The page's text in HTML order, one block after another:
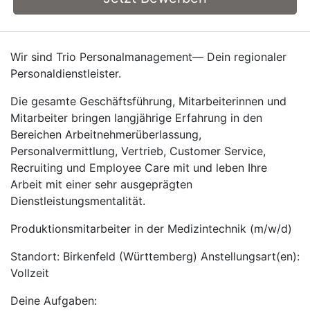
Wir sind Trio Personalmanagement— Dein regionaler
Personaldienstleister.
Die gesamte Geschäftsführung, Mitarbeiterinnen und
Mitarbeiter bringen langjährige Erfahrung in den
Bereichen Arbeitnehmerüberlassung,
Personalvermittlung, Vertrieb, Customer Service,
Recruiting und Employee Care mit und leben Ihre
Arbeit mit einer sehr ausgeprägten
Dienstleistungsmentalität.
Produktionsmitarbeiter in der Medizintechnik (m/w/d)
Standort: Birkenfeld (Württemberg) Anstellungsart(en):
Vollzeit
Deine Aufgaben: